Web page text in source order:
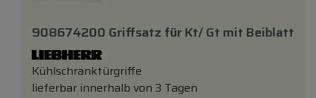
908674200 Griffsatz fürKt/ Gt mit Beiblatt
Kühlschranktürgriffe
lieferbar innerhalb von 3 Tagen